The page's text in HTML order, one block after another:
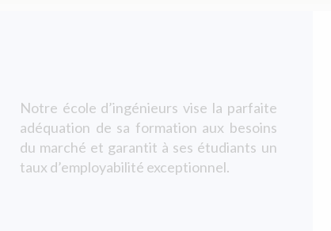
Notre école d’ingénieurs vise la parfaite
adéquation de sa formation aux besoins
du marché et garantit à ses étudiants un
taux d’employabilité exceptionnel.